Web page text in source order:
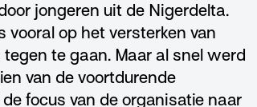
jongeren uit de Nigerdelta.
op het versterken van
te gaan. Maar al snel werd
van de voortdurende
focus van de organisatie naar